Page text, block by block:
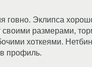
говно. Эклипса
своими размерами,
хоткеями.
профиль.